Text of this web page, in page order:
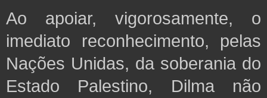
Ao apoiar, vigorosamente, o
imediato reconhecimento, pelas
Nações Unidas, da soberania do
Estado Palestino, Dilma não